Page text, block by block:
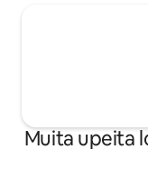
Muita upeita